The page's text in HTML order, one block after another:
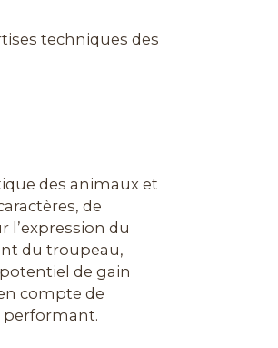
techniques des
des animaux et
de
l’expression du
du troupeau,
de gain
compte de
performant.